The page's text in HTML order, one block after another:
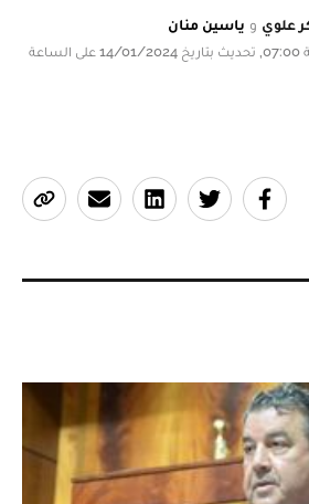
علوي و ياسين منان
في 14/01/2024 على الساعة 07:00, تحديث بتاريخ 14/01/2024 على الساعة